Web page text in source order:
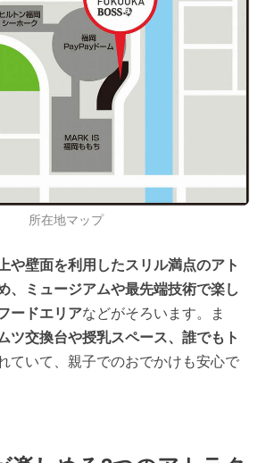
所在地マップ
や壁面を利用したスリル満点のアト
、ミュージアムや最先端技術で楽し
ードエリアなどがそろいます。ま
ツ交換台や授乳スペース、誰でもト
ていて、親子でのおでかけも安心で